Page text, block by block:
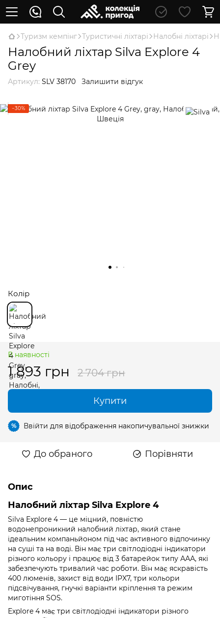
Туризм кемпінг Туристичні ліхтарі Налобні ліхтарі
Налобний ліхтар Silva Explore 4
Grey
Артикул: SLV 38170 Залишити відгук
−30%
Колір
В наявності
1 893 грн 2 704 грн
Купити
% Ввійти для відображення накопичувальної знижки
До обраного Порівняти
Опис
Налобний ліхтар Silva Explore 4
Silva Explore 4 — це міцний, повністю
водонепроникний налобний ліхтар, який стане
ідеальним компаньйоном під час активного відпочинку
на суші та на воді. Він має три світлодіодні індикатори
різного кольору і працює від 3 батарейок типу ААА, які
забезпечують тривалий час роботи. Він має яскравість
400 люменів, захист від води IPX7, три кольори
підсвічування, гнучкі варіанти кріплення та режим
миготіння SOS.
Explore 4 має три світлодіодні індикатори різного